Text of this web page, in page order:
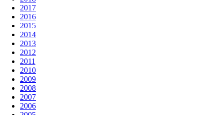
2017
2016
2015
2014
2013
2012
2011
2010
2009
2008
2007
2006